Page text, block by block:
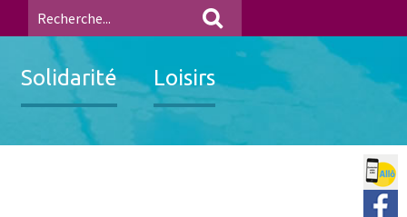
Solidarité Loisirs
Allo
Ville